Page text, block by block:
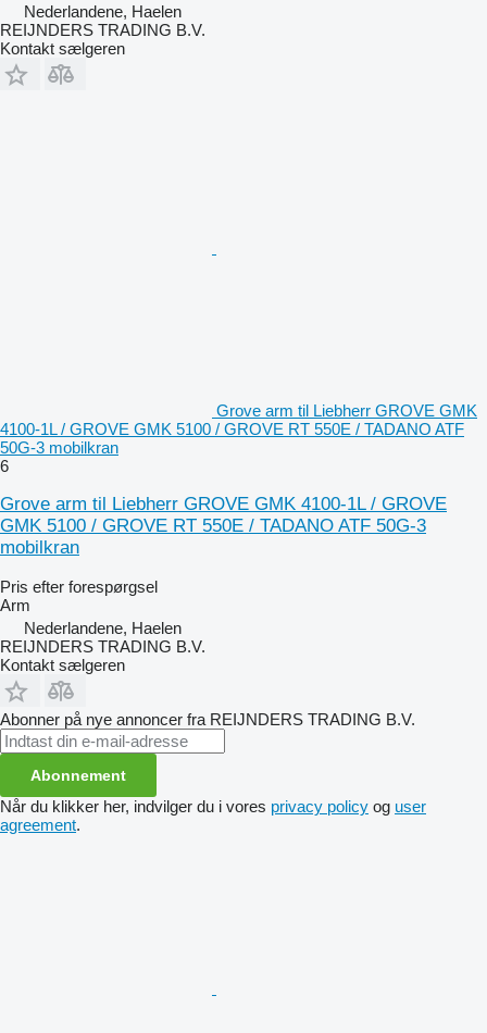
Nederlandene, Haelen
REIJNDERS TRADING B.V.
Kontakt sælgeren
Grove arm til Liebherr GROVE GMK
4100-1L / GROVE GMK 5100 / GROVE RT 550E / TADANO ATF
50G-3 mobilkran
6
Grove arm til Liebherr GROVE GMK 4100-1L / GROVE
GMK 5100 / GROVE RT 550E / TADANO ATF 50G-3
mobilkran
Pris efter forespørgsel
Arm
Nederlandene, Haelen
REIJNDERS TRADING B.V.
Kontakt sælgeren
Abonner på nye annoncer fra REIJNDERS TRADING B.V.
Abonnement
Når du klikker her, indvilger du i vores privacy policy og user
agreement.